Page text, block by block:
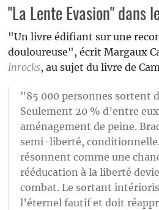
Connexion
"La Lente Evasion" dans
"Un livre édifiant sur une
douloureuse", écrit Margaux
Inrocks, au sujet du livre de
"85 000 personnes sortent
Seulement 20 % d’entre
aménagement de peine.
semi-liberté,
résonnent comme une
rééducation à la liberté
combat. Le sortant
l’éternel fautif et doit